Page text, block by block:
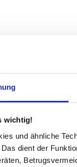
wichtig!
und ähnliche
dient der